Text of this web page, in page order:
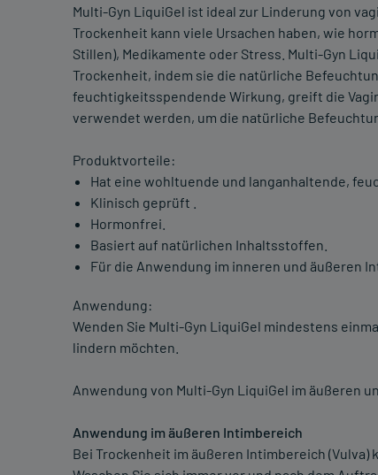
Multi-Gyn LiquiGel ist ideal zur Linderung von
Trockenheit kann viele Ursachen haben, wie
Stillen), Medikamente oder Stress. Multi-Gyn
Trockenheit, indem sie die natürliche
feuchtigkeitsspendende Wirkung, greift die
verwendet werden, um die natürliche
Produktvorteile:
Hat eine wohltuende und langanhaltende,
Klinisch geprüft .
Hormonfrei.
Basiert auf natürlichen Inhaltsstoffen.
Für die Anwendung im inneren und äußeren
Anwendung:
Wenden Sie Multi-Gyn LiquiGel mindestens
lindern möchten.
Anwendung von Multi-Gyn LiquiGel im äußeren
Anwendung im äußeren Intimbereich
Bei Trockenheit im äußeren Intimbereich (Vulva)